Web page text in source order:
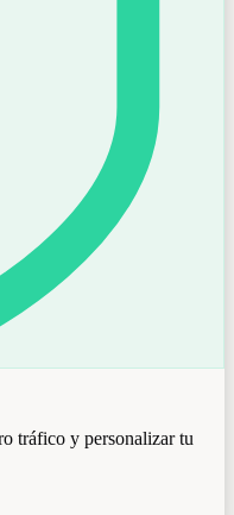
tráfico y personalizar tu